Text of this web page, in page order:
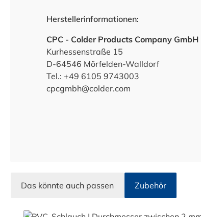
Herstellerinformationen:
CPC - Colder Products Company GmbH
Kurhessenstraße 15
D-64546 Mörfelden-Walldorf
Tel.: +49 6105 9743003
cpcgmbh@colder.com
Das könnte auch passen Zubehör
Produktgalerie überspringen